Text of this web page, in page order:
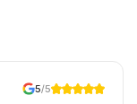
5/5